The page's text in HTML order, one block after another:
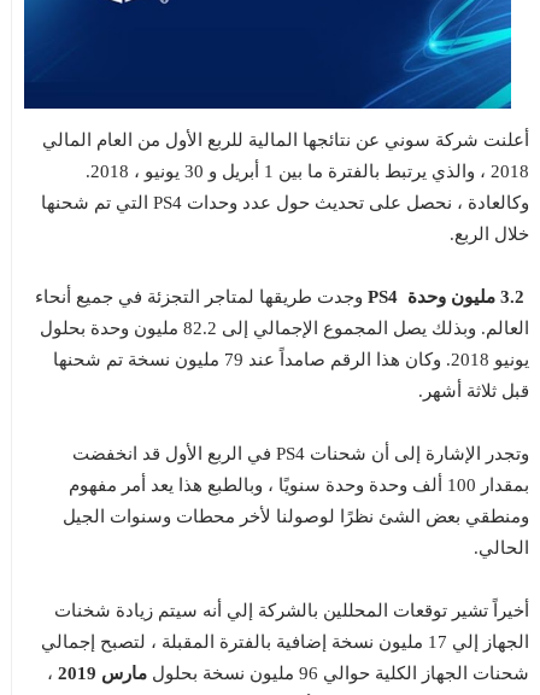
أعلنت شركة سوني عن نتائجها المالية للربع الأول من العام المالي
2018 ، والذي يرتبط بالفترة ما بين 1 أبريل و 30 يونيو ، 2018.
وكالعادة ، نحصل على تحديث حول عدد وحدات PS4 التي تم شحنها
خلال الربع.
وجدت طريقها لمتاجر التجزئة في جميع أنحاء
العالم. وبذلك يصل المجموع الإجمالي إلى 82.2 مليون وحدة بحلول
يونيو 2018. وكان هذا الرقم صامداً عند 79 مليون نسخة تم شحنها
قبل ثلاثة أشهر.
وتجدر الإشارة إلى أن شحنات PS4 في الربع الأول قد انخفضت
بمقدار 100 ألف وحدة وحدة سنويًا ، وبالطبع هذا يعد أمر مفهوم
ومنطقي بعض الشئ نظرًا لوصولنا لأخر محطات وسنوات الجيل
الحالي.
أخيراً تشير توقعات المحللين بالشركة إلي أنه سيتم زيادة شخنات
الجهاز إلي 17 مليون نسخة إضافية بالفترة المقبلة ، لتصبح إجمالي
شحنات الجهاز الكلية حوالي 96 مليون نسخة بحلول
مارس 2019
،